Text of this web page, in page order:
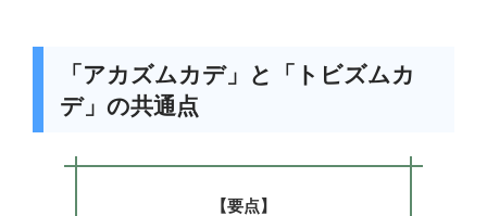
「アカズムカデ」と「トビズムカ
デ」の共通点
【要点】